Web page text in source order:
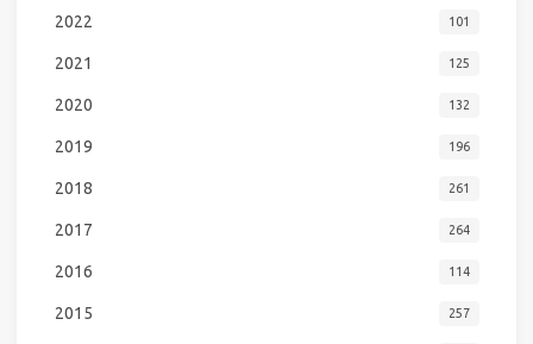
2022 101
2021 125
2020 132
2019 196
2018 261
2017 264
2016 114
2015 257